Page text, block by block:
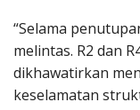
“Selama
melintas. R2 dan
dikhawatirkan
keselamatan